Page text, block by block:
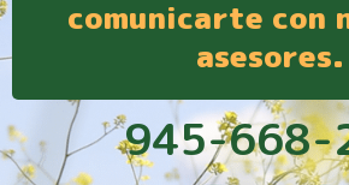
comunicarte con
asesores.
945-668-